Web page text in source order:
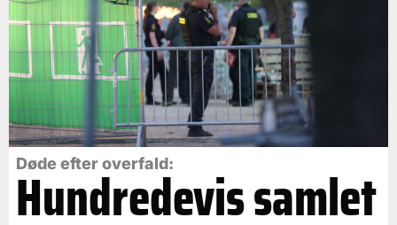
Døde efter overfald:
Hundredevis samlet